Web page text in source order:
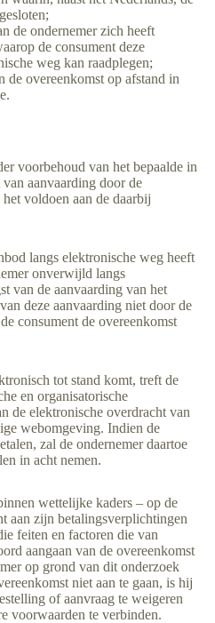
de ondernemer zich heeft
de consument deze
weg kan raadplegen;
de overeenkomst op afstand in
voorbehoud van het bepaalde in
aanvaarding door de
voldoen aan de daarbij
langs elektronische weg heeft
onverwijld langs
van de aanvaarding van het
deze aanvaarding niet door de
consument de overeenkomst
tot stand komt, treft de
en organisatorische
de elektronische overdracht van
webomgeving. Indien de
zal de ondernemer daartoe
in acht nemen.
wettelijke kaders – op de
aan zijn betalingsverplichtingen
feiten en factoren die van
aangaan van de overeenkomst
op grond van dit onderzoek
niet aan te gaan, is hij
of aanvraag te weigeren
voorwaarden te verbinden.